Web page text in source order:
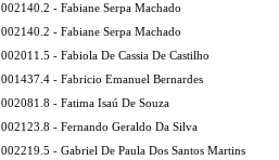
002140.2 - Fabiane Serpa Machado
002140.2 - Fabiane Serpa Machado
002011.5 - Fabiola De Cassia De Castilho
001437.4 - Fabricio Emanuel Bernardes
002081.8 - Fatima Isaú De Souza
002123.8 - Fernando Geraldo Da Silva
002219.5 - Gabriel De Paula Dos Santos Martins